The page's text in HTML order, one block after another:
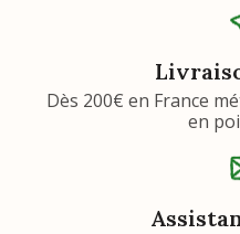
Dès 200€ en France
en